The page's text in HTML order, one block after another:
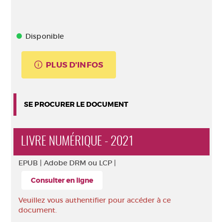
Disponible
PLUS D'INFOS
SE PROCURER LE DOCUMENT
LIVRE NUMÉRIQUE - 2021
EPUB | Adobe DRM ou LCP |
Consulter en ligne
Veuillez vous authentifier pour accéder à ce
document.